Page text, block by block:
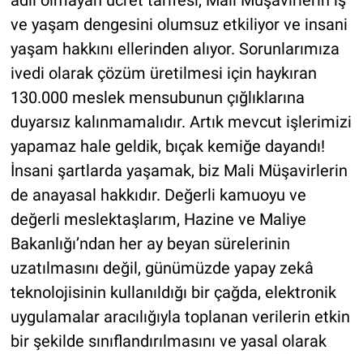
ve yaşam dengesini olumsuz etkiliyor ve insani
yaşam hakkını ellerinden alıyor. Sorunlarımıza
ivedi olarak çözüm üretilmesi için haykıran
130.000 meslek mensubunun çığlıklarına
duyarsız kalınmamalıdır. Artık mevcut işlerimizi
yapamaz hale geldik, bıçak kemiğe dayandı!
İnsani şartlarda yaşamak, biz Mali Müşavirlerin
de anayasal hakkıdır. Değerli kamuoyu ve
değerli meslektaşlarım, Hazine ve Maliye
Bakanlığı’ndan her ay beyan sürelerinin
uzatılmasını değil, günümüzde yapay zekâ
teknolojisinin kullanıldığı bir çağda, elektronik
uygulamalar aracılığıyla toplanan verilerin etkin
bir şekilde sınıflandırılmasını ve yasal olarak